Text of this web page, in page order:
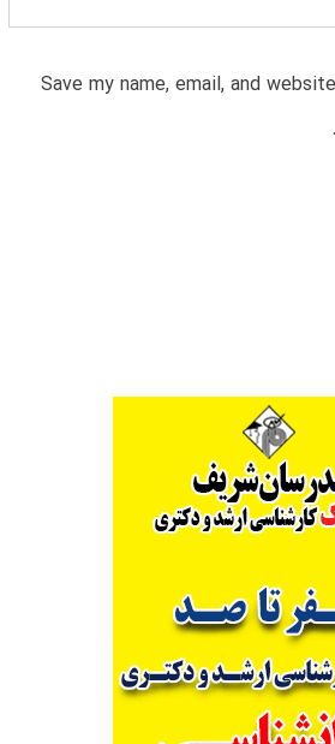
Save my name, email, and